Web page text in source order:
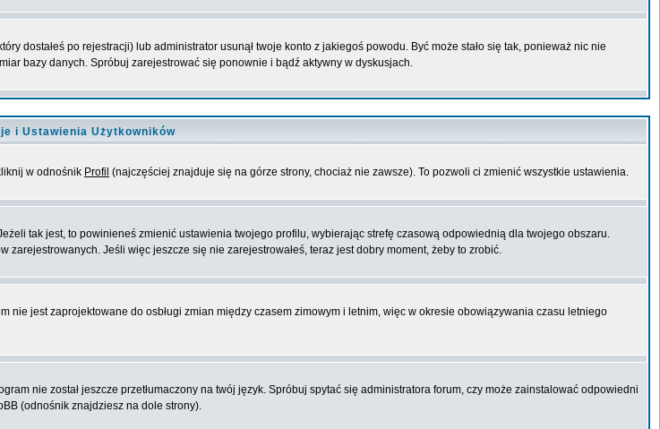
dostałeś po rejestracji) lub administrator usunął twoje konto z jakiegoś powodu. Być może stało się tak, ponieważ nic nie
bazy danych. Spróbuj zarejestrować się ponownie i bądź aktywny w dyskusjach.
i Ustawienia Użytkowników
w odnośnik Profil (najczęściej znajduje się na górze strony, chociaż nie zawsze). To pozwoli ci zmienić wszystkie ustawienia.
tak jest, to powinieneś zmienić ustawienia twojego profilu, wybierając strefę czasową odpowiednią dla twojego obszaru.
Jeśli więc jeszcze się nie zarejestrowałeś, teraz jest dobry moment, żeby to zrobić.
jest zaprojektowane do osbługi zmian między czasem zimowym i letnim, więc w okresie obowiązywania czasu letniego
nie został jeszcze przetłumaczony na twój język. Spróbuj spytać się administratora forum, czy może zainstalować odpowiedni
(odnośnik znajdziesz na dole strony).